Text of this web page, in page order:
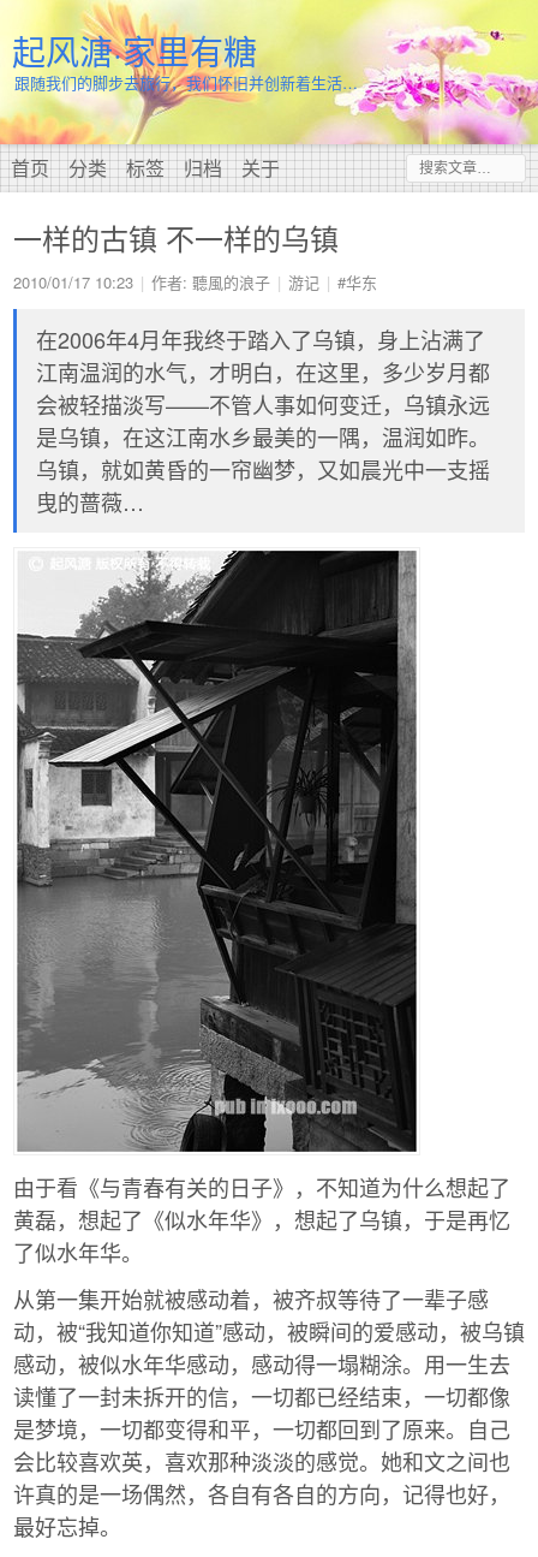
起风溏·家里有糖
跟随我们的脚步去旅行，我们怀旧并创新着生活…
首页 分类 标签 归档 关于
一样的古镇 不一样的乌镇
2010/01/17 10:23 作者: 聽風的浪子 游记 #华东
在2006年4月年我终于踏入了乌镇，身上沾满了
江南温润的水气，才明白，在这里，多少岁月都
会被轻描淡写——不管人事如何变迁，乌镇永远
是乌镇，在这江南水乡最美的一隅，温润如昨。
乌镇，就如黄昏的一帘幽梦，又如晨光中一支摇
曳的蔷薇…
由于看《与青春有关的日子》，不知道为什么想起了
黄磊，想起了《似水年华》，想起了乌镇，于是再忆
了似水年华。 ­
从第一集开始就被感动着，被齐叔等待了一辈子感
动，被“我知道你知道”感动，被瞬间的爱感动，被乌镇
感动，被似水年华感动，感动得一塌糊涂。用一生去
读懂了一封未拆开的信，一切都已经结束，一切都像
是梦境，一切都变得和平，一切都回到了原来。自己
会比较喜欢英，喜欢那种淡淡的感觉。她和文之间也
许真的是一场偶然，各自有各自的方向，记得也好，
最好忘掉。 ­